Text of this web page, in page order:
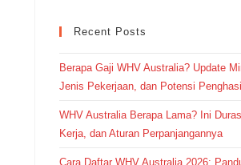
Recent Posts
Berapa Gaji WHV Australia? Update
Jenis Pekerjaan, dan Potensi
WHV Australia Berapa Lama? Ini
Kerja, dan Aturan Perpanjangannya
Cara Daftar WHV Australia 2026: